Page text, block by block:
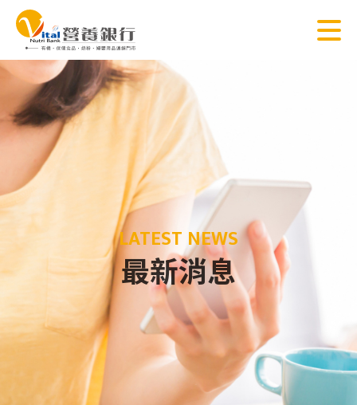
LATEST NEWS
最新消息